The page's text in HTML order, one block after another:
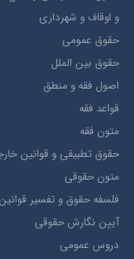
و اوقاف و شهرداری
حقوق عمومی
حقوق بين الملل
اصول فقه و منطق
قواعد فقه
متون فقه
حقوق تطبيقي و قوانین
متون حقوقي
فلسفه حقوق و تفسیر قوانین
آیین نگارش حقوقی
دروس عمومی